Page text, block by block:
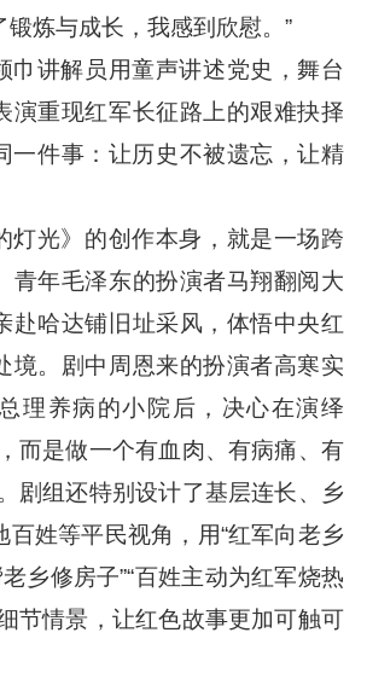
锻炼与成长，我感到欣慰。”
巾讲解员用童声讲述党史，舞台
演重现红军长征路上的艰难抉择
件事：让历史不被遗忘，让精
灯光》的创作本身，就是一场跨
青年毛泽东的扮演者马翔翻阅大
赴哈达铺旧址采风，体悟中央红
境。剧中周恩来的扮演者高寒实
理养病的小院后，决心在演绎
而是做一个有血肉、有病痛、有
剧组还特别设计了基层连长、乡
百姓等平民视角，用“红军向老乡
乡修房子”“百姓主动为红军烧热
节情景，让红色故事更加可触可